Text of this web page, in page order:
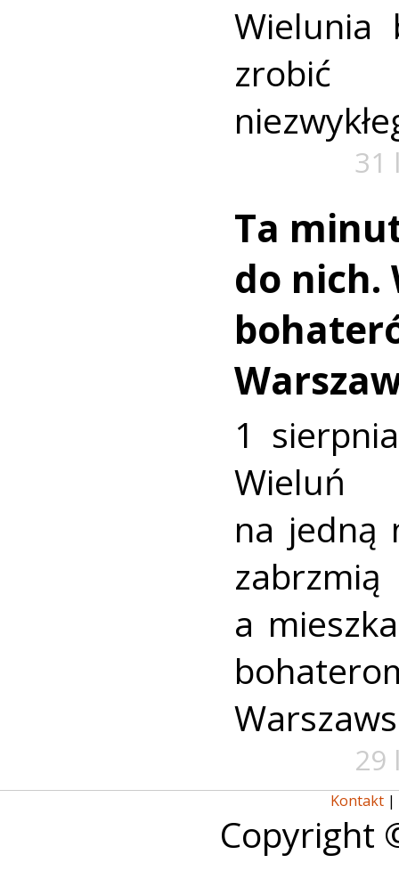
Wielunia
zrobić
31
Ta
do nich.
1
na jedną
a
29
Kontakt |
Copyright